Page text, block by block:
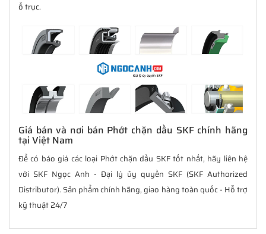
ổ trục.
Giá bán và nơi bán Phớt chặn dầu SKF chính hãng
tại Việt Nam
Để có báo giá các loại Phớt chặn dầu SKF tốt nhất, hãy liên hệ
với SKF Ngọc Anh - Đại lý ủy quyền SKF (SKF Authorized
Distributor). Sản phẩm chính hãng, giao hàng toàn quốc - Hỗ trợ
kỹ thuật 24/7